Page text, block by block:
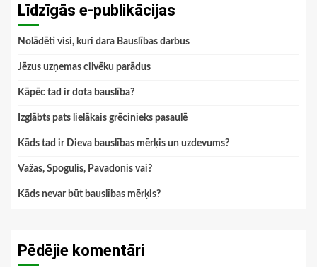
Līdzīgās e-publikācijas
Nolādēti visi, kuri dara Bauslības darbus
Jēzus uzņemas cilvēku parādus
Kāpēc tad ir dota bauslība?
Izglābts pats lielākais grēcinieks pasaulē
Kāds tad ir Dieva bauslības mērķis un uzdevums?
Važas, Spogulis, Pavadonis vai?
Kāds nevar būt bauslības mērķis?
Pēdējie komentāri